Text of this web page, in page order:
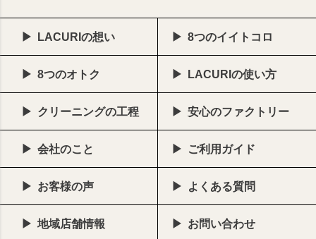
LACURIの想い 8つのイイトコロ
8つのオトク LACURIの使い方
クリーニングの工程 安心のファクトリー
会社のこと ご利用ガイド
お客様の声 よくある質問
地域店舗情報 お問い合わせ